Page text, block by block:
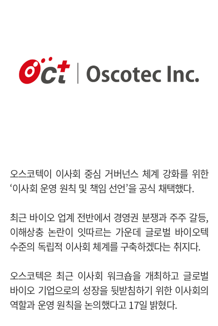
오스코텍이 이사회 중심 거버넌스 체계 강화를 위한
‘이사회 운영 원칙 및 책임 선언’을 공식 채택했다.
최근 바이오 업계 전반에서 경영권 분쟁과 주주 갈등,
이해상충 논란이 잇따르는 가운데 글로벌 바이오텍
수준의 독립적 이사회 체계를 구축하겠다는 취지다.
오스코텍은 최근 이사회 워크숍을 개최하고 글로벌
바이오 기업으로의 성장을 뒷받침하기 위한 이사회의
역할과 운영 원칙을 논의했다고 17일 밝혔다.